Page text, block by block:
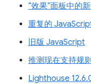
“效果”面板中的
重复的
旧版 JavaScript
推测现在支持规
Lighthouse